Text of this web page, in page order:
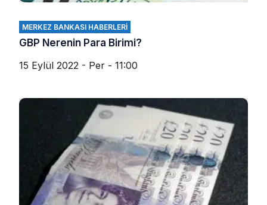
MERKEZ BANKASI HABERLERI
GBP Nerenin Para Birimi?
15 Eylül 2022 - Per - 11:00